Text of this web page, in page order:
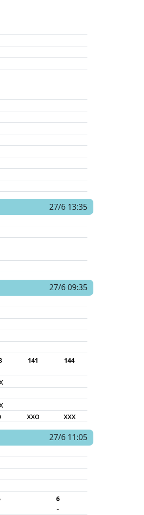
27/6 13:35
27/6 09:35
141 144
xxo xxx
27/6 11:05
6
-